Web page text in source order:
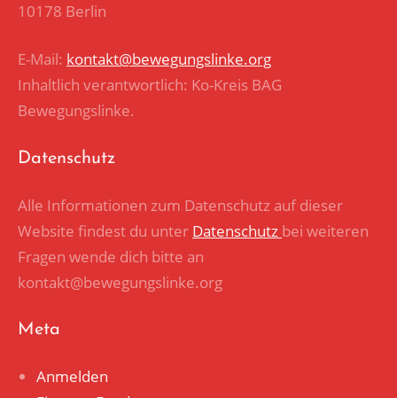
10178 Berlin
E-Mail: kontakt@bewegungslinke.org
Inhaltlich verantwortlich: Ko-Kreis BAG
Bewegungslinke.
Datenschutz
Alle Informationen zum Datenschutz auf dieser
Website findest du unter Datenschutz bei weiteren
Fragen wende dich bitte an
kontakt@bewegungslinke.org
Meta
Anmelden